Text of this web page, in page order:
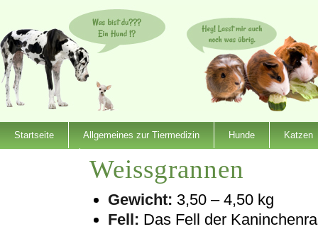
Startseite Allgemeines zur Tiermedizin Hunde Katzen
Weissgrannen
Gewicht: 3,50 – 4,50 kg
Fell: Das Fell der